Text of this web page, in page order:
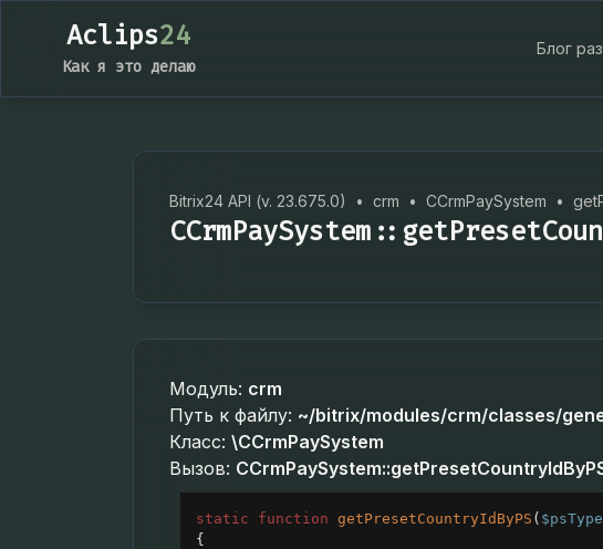
Aclips24
Как я это делаю
Блог
Bitrix24 API (v. 23.675.0) • crm • CCrmPaySystem •
Модуль: crm
Путь к файлу: ~/bitrix/modules/crm/classes/
Класс: \CCrmPaySystem
Вызов:
static function getPresetCountryIdByPS ( $psType
{